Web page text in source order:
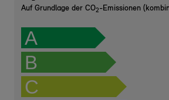
Auf Grundlage der CO2-Emissionen
A
B
C